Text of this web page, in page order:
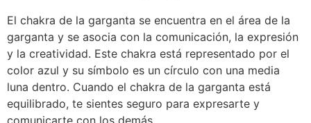
El chakra de la garganta se encuentra en el área de la
garganta y se asocia con la comunicación, la expresión
y la creatividad. Este chakra está representado por el
color azul y su símbolo es un círculo con una media
luna dentro. Cuando el chakra de la garganta está
equilibrado, te sientes seguro para expresarte y